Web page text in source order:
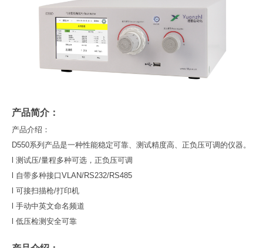
产品简介：
产品介绍：
D550系列产品是一种性能稳定可靠、测试精度高、正负压可调的仪器。
l 测试压/量程多种可选，正负压可调
l 自带多种接口VLAN/RS232/RS485
l 可接扫描枪/打印机
l 手动中英文命名频道
l 低压检测安全可靠